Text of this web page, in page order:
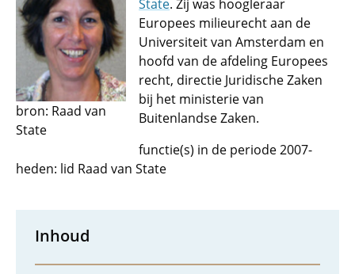
bron: Raad van
State
State. Zij was hoogleraar
Europees milieurecht aan de
Universiteit van Amsterdam en
hoofd van de afdeling Europees
recht, directie Juridische Zaken
bij het ministerie van
Buitenlandse Zaken.
functie(s) in de periode 2007-
heden: lid Raad van State
Inhoud